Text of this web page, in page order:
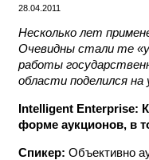
28.04.2011
Несколько лет
Очевидны стали те
работы
области поделился
Intelligent Enterprise:
форме аукционов, в
Спикер: Объективно